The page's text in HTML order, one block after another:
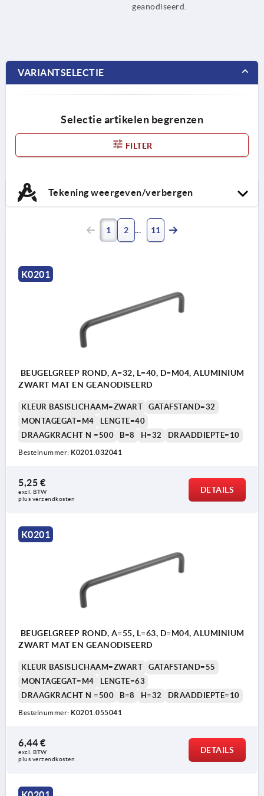
geanodiseerd.
VARIANTSELECTIE
Selectie artikelen begrenzen
FILTER
Tekening weergeven/verbergen
1 2 11
K0201
BEUGELGREEP ROND, A=32, L=40, D=M04, ALUMINIUM
ZWART MAT EN GEANODISEERD
KLEUR BASISLICHAAM=ZWART
GATAFSTAND=32
MONTAGEGAT=M4
LENGTE=40
DRAAGKRACHT N =500
B=8 H=32 DRAADDIEPTE=10
Bestelnummer: K0201.032041
5,25 €
excl. BTW
plus verzendkosten
DETAILS
K0201
BEUGELGREEP ROND, A=55, L=63, D=M04, ALUMINIUM
ZWART MAT EN GEANODISEERD
KLEUR BASISLICHAAM=ZWART
GATAFSTAND=55
MONTAGEGAT=M4
LENGTE=63
DRAAGKRACHT N =500
B=8 H=32 DRAADDIEPTE=10
Bestelnummer: K0201.055041
6,44 €
excl. BTW
plus verzendkosten
DETAILS